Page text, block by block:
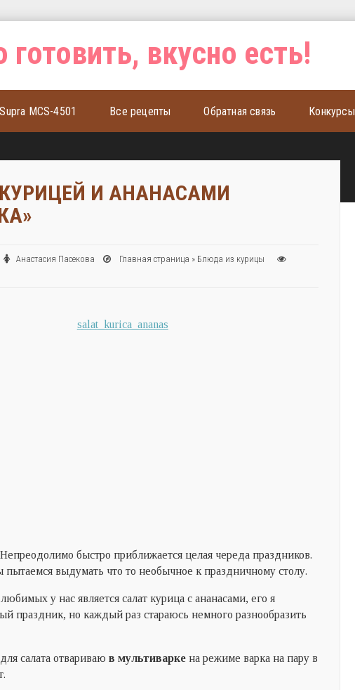
MCS-4501 Все рецепты Обратная связь Конкурсы
И АНАНАСАМИ
Анастасия Пасекова Главная страница » Блюда из курицы
быстро приближается целая череда праздников.
выдумать что то необычное к праздничному столу.
у нас является салат курица с ананасами, его я
праздник, но каждый раз стараюсь немного разнообразить
салата отвариваю в мультиваркена режиме варка на пару в